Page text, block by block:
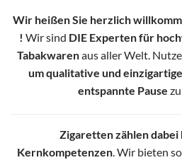
Wir heißen Sie herzlich
! Wir sind DIE Experten für
Tabakwarenaus aller Welt.
um qualitative und
entspannte Pause
Zigaretten zählen dabei
Kernkompetenzen . Wir bieten